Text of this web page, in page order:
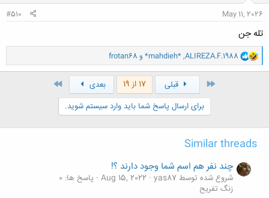
May 11, 2026
#510
تله جن
و
ا
ک
ALIREZA.F.1988
,
*mahdieh* و frotan68
قبلی 17 از 19 بعدی
برای ارسال پاسخ شما باید وارد سیستم شوید.
Similar threads
چند نفر هم اسم شما وجود دارند ؟!
شروع شده توسط yas87 Aug 15, 2022 پاسخ ها: 0
زنگ تفريح